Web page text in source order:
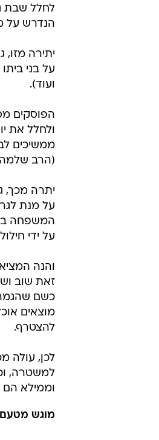
לחלל שבת
הנדרש על
יתירה
על בני
ועוד).
הפוסקים
ולחלל את
ממשיכים
(הרב
יתרה מכך,
על מנת
המשפחה
על ידי
והנה
זאת שוב
כשם
מוצאים
להצטרף.
לכן, עולה
למשטרה,
וממילא הם
מוגש